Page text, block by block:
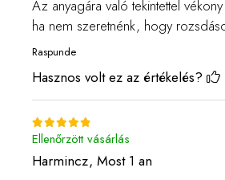
Az anyagára való tekintettel
ha nem szeretnénk, hogy
Raspunde
Hasznos volt ez az értékelés?
Ellenőrzött vásárlás
Harmincz, Most 1 an